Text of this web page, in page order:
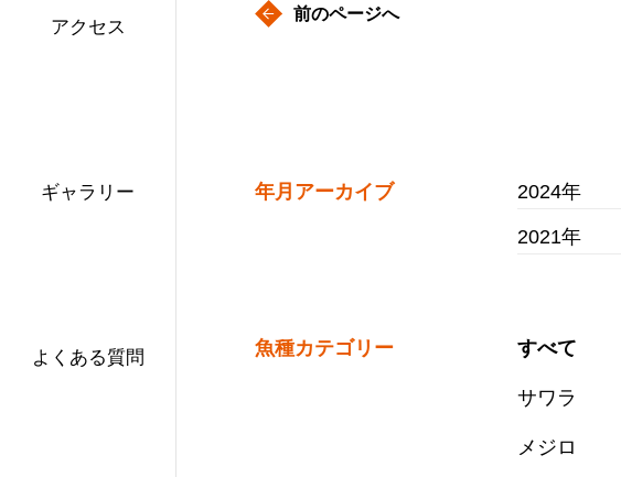
アクセス
ギャラリー
よくある質問
前のページへ
年月アーカイブ 2024年
2021年
魚種カテゴリー すべて
サワラ
メジロ